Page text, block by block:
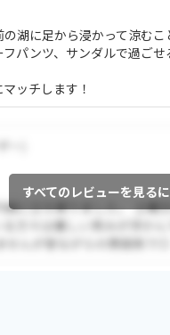
湖に足から浸かって涼むこ
パンツ、サンダルで過ごせ
ッチします！
すべてのレビューを見る